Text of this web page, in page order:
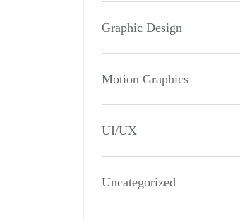
Graphic Design
Motion Graphics
UI/UX
Uncategorized